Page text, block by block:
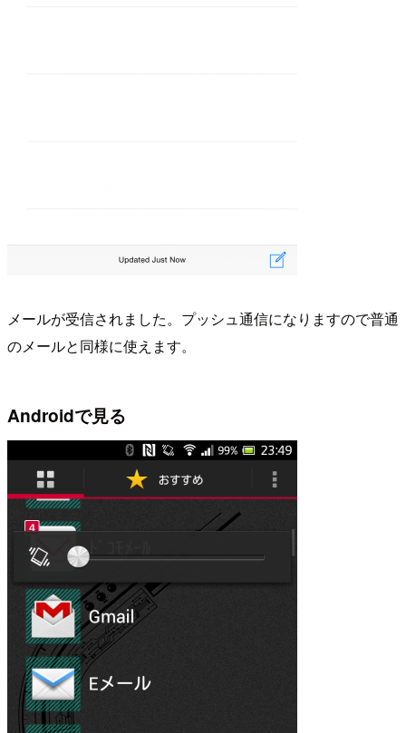
メールが受信されました。プッシュ通信になりますので普通
のメールと同様に使えます。
Androidで見る